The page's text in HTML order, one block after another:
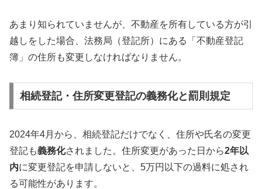
あまり知られていませんが、不動産を所有している方が引
越しをした場合、法務局（登記所）にある「不動産登記
簿」の住所も変更しなければなりません。
相続登記・住所変更登記の義務化と罰則規定
2024年4月から、相続登記だけでなく、住所や氏名の変更
登記も義務化されました。住所変更があった日から2年以
内に変更登記を申請しないと、5万円以下の過料に処され
る可能性があります。